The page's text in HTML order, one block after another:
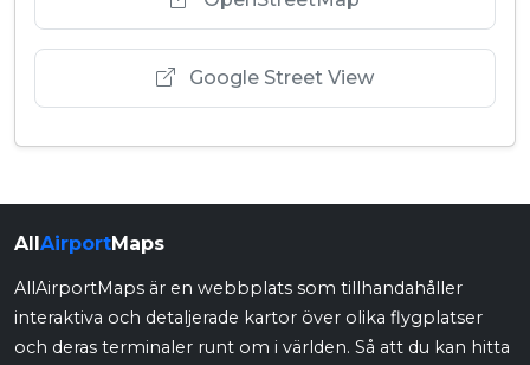
Google Street View
AllAirportMaps
AllAirportMaps är en webbplats som tillhandahåller
interaktiva och detaljerade kartor över olika flygplatser
och deras terminaler runt om i världen. Så att du kan hitta